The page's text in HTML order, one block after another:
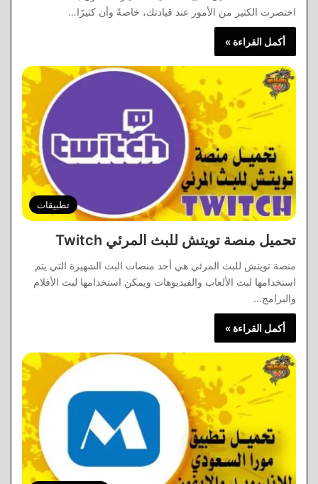
اختصرت الكثير من الأمور عند قيادتك، خاصةً وأن كثيرًا…
أكمل القراءة »
تطبيقات
تحميل منصة تويتش للبث المرئي Twitch
منصة تويتش للبث المرئي هي أحد منصات البث الشهيرة التي يتم
استخدامها لبث الألعاب والفيديوهات ويمكن استخدامها لبث الأفلام
والبرامج…
أكمل القراءة »